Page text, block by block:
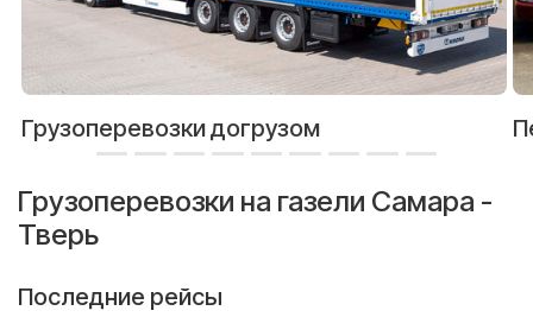
Грузоперевозки догрузом
Грузоперевозки на газели Самара -
Тверь
Последние рейсы